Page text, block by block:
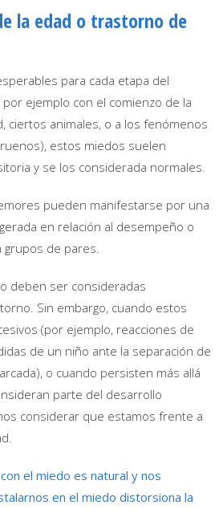
la edad o trastorno de
para cada etapa del
ejemplo con el comienzo de la
ciertos animales, o a los fenómenos
estos miedos suelen
y se los considerada normales.
pueden manifestarse por una
en relación al desempeño o
de pares.
deben ser consideradas
Sin embargo, cuando estos
(por ejemplo, reacciones de
de un niño ante la separación de
o cuando persisten más allá
parte del desarrollo
considerar que estamos frente a
el miedo es natural y nos
en el miedo distorsiona la